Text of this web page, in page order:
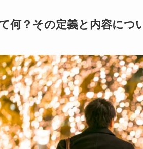
何？その定義と内容につ